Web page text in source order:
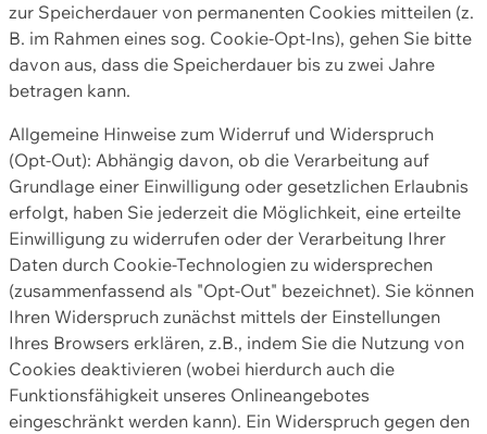
zur Speicherdauer von permanenten Cookies mitteilen (z.
B. im Rahmen eines sog. Cookie-Opt-Ins), gehen Sie bitte
davon aus, dass die Speicherdauer bis zu zwei Jahre
betragen kann.
Allgemeine Hinweise zum Widerruf und Widerspruch
(Opt-Out): Abhängig davon, ob die Verarbeitung auf
Grundlage einer Einwilligung oder gesetzlichen Erlaubnis
erfolgt, haben Sie jederzeit die Möglichkeit, eine erteilte
Einwilligung zu widerrufen oder der Verarbeitung Ihrer
Daten durch Cookie-Technologien zu widersprechen
(zusammenfassend als "Opt-Out" bezeichnet). Sie können
Ihren Widerspruch zunächst mittels der Einstellungen
Ihres Browsers erklären, z.B., indem Sie die Nutzung von
Cookies deaktivieren (wobei hierdurch auch die
Funktionsfähigkeit unseres Onlineangebotes
eingeschränkt werden kann). Ein Widerspruch gegen den